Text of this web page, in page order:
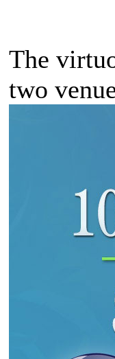
The
two